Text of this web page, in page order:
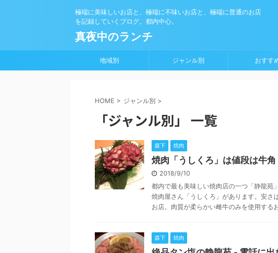
極端に美味しいお店と、極端に不味いお店と、極端に普通のお店
を記録していくブログ。都内中心。
真夜中のランチ
地域別 ジャンル別 おすす
HOME > ジャンル別 >
「ジャンル別」 一覧
森下 焼肉
焼肉「うしくろ」は値段は牛
2018/9/10
都内で最も美味しい焼肉店の一つ「静龍苑
焼肉屋さん「うしくろ」があります。安さ
お店。肉質が柔らかい雌牛のみを使用する
森下 焼肉